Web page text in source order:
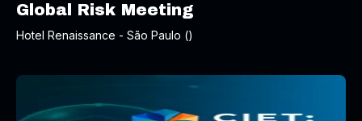
Global Risk Meeting
Hotel Renaissance - São Paulo ()